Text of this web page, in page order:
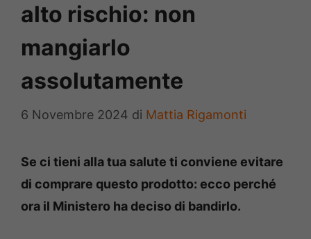
alto rischio: non
mangiarlo
assolutamente
6 Novembre 2024 di Mattia Rigamonti
Se ci tieni alla tua salute ti conviene evitare
di comprare questo prodotto: ecco perché
ora il Ministero ha deciso di bandirlo.